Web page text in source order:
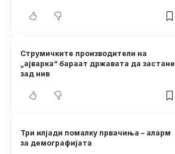
Струмичките производители на
„ајварка“ бараат државата да застане
зад нив
Три илјади помалку првачиња – аларм
за демографијата